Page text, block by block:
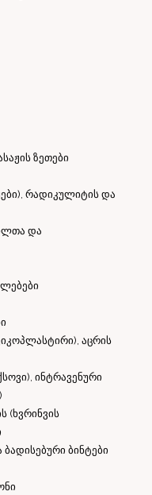
ზეთები
რადიკულიტის და
და
აცრის
ინტრავენური
(ხვრინვის
ბინტები